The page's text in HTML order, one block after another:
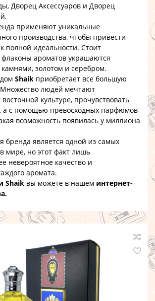
Дворец Аксессуаров и Дворец
применяют уникальные
производства, чтобы привести
полной идеальности. Стоит
флаконы ароматов украшаются
золотом и серебром.
Shaik приобретает все большую
Множество людей мечтают
восточной культуре, прочувствовать
а с помощью превосходных парфюмов
возможность появилась у миллиона
является одной из самых
мире, но этот факт лишь
невероятное качество и
аромата.
Shaik вы можете в нашем интернет-